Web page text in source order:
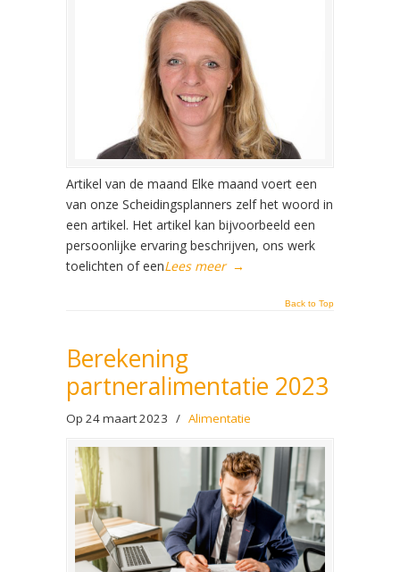
Artikel van de maand Elke maand voert een
van onze Scheidingsplanners zelf het woord in
een artikel. Het artikel kan bijvoorbeeld een
persoonlijke ervaring beschrijven, ons werk
toelichten of eenLees meer →
Back to Top
Berekening
partneralimentatie 2023
Op 24 maart 2023 / Alimentatie